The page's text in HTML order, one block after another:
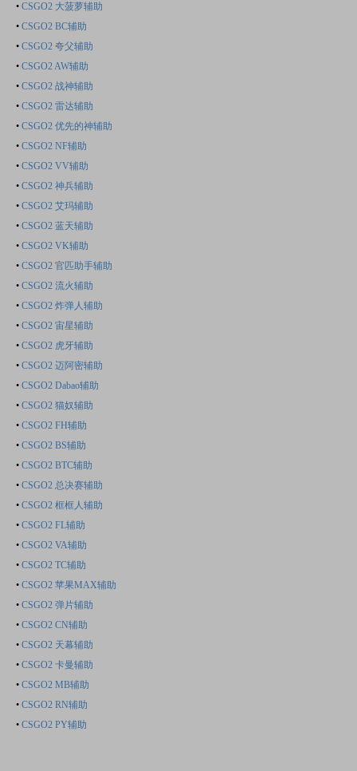
• CSGO2 大菠萝辅助
• CSGO2 BC辅助
• CSGO2 夸父辅助
• CSGO2 AW辅助
• CSGO2 战神辅助
• CSGO2 雷达辅助
• CSGO2 优先的神辅助
• CSGO2 NF辅助
• CSGO2 VV辅助
• CSGO2 神兵辅助
• CSGO2 艾玛辅助
• CSGO2 蓝天辅助
• CSGO2 VK辅助
• CSGO2 官匹助手辅助
• CSGO2 流火辅助
• CSGO2 炸弹人辅助
• CSGO2 宙星辅助
• CSGO2 虎牙辅助
• CSGO2 迈阿密辅助
• CSGO2 Dabao辅助
• CSGO2 猫奴辅助
• CSGO2 FH辅助
• CSGO2 BS辅助
• CSGO2 BTC辅助
• CSGO2 总决赛辅助
• CSGO2 框框人辅助
• CSGO2 FL辅助
• CSGO2 VA辅助
• CSGO2 TC辅助
• CSGO2 苹果MAX辅助
• CSGO2 弹片辅助
• CSGO2 CN辅助
• CSGO2 天幕辅助
• CSGO2 卡曼辅助
• CSGO2 MB辅助
• CSGO2 RN辅助
• CSGO2 PY辅助